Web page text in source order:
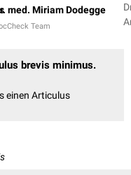
med. Miriam Dodegge
Team
brevis minimus.
einen Articulus